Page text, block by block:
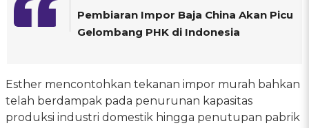
Pembiaran Impor Baja China Akan Picu
Gelombang PHK di Indonesia
Esther mencontohkan tekanan impor murah bahkan
telah berdampak pada penurunan kapasitas
produksi industri domestik hingga penutupan pabrik